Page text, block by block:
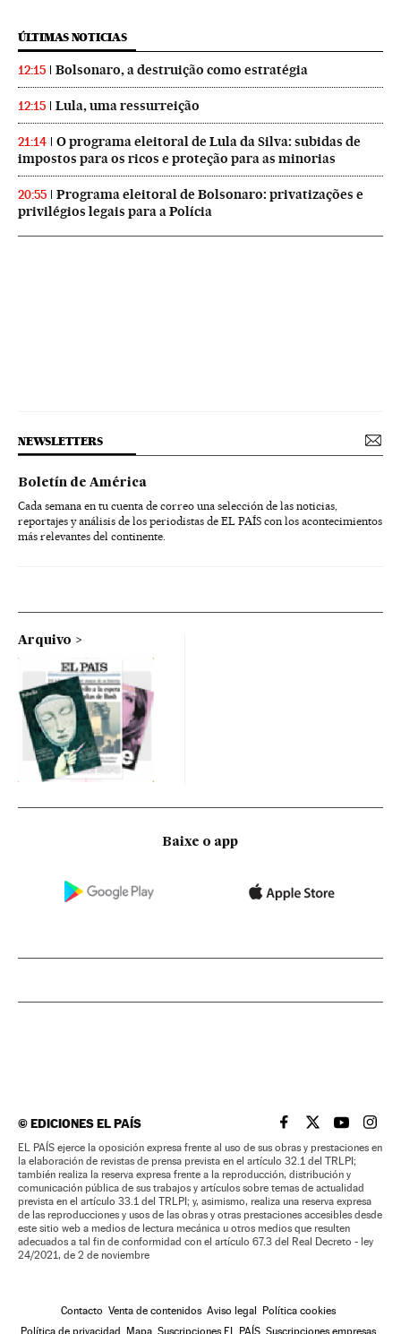
ÚLTIMAS NOTICIAS
12:15 Bolsonaro, a destruição como estratégia
12:15 Lula, uma ressurreição
21:14
O programa eleitoral de Lula da Silva: subidas de
impostos para os ricos e proteção para as minorias
20:55
Programa eleitoral de Bolsonaro: privatizações e
privilégios legais para a Polícia
NEWSLETTERS
Boletín de América
Cada semana en tu cuenta de correo una selección de las noticias,
reportajes y análisis de los periodistas de EL PAÍS con los acontecimientos
más relevantes del continente.
Arquivo
Baixe o app
©EDICIONES EL PAÍS EL PAÍS BRASIL EN
EL PAÍSEL PAÍS
EL
EL PAÍS ejerce la oposición expresa frente al uso de sus obras y prestaciones en
la elaboración de revistas de prensa prevista en el artículo 32.1 del TRLPI;
también realiza la reserva expresa frente a la reproducción, distribución y
comunicación pública de sus trabajos y artículos sobre temas de actualidad
prevista en el artículo 33.1 del TRLPI; y, asimismo, realiza una reserva expresa
de las reproducciones y usos de las obras y otras prestaciones accesibles desde
este sitio web a medios de lectura mecánica u otros medios que resulten
adecuados a tal fin de conformidad con el artículo 67.3 del Real Decreto - ley
24/2021, de 2 de noviembre
Contacto Venta de contenidos Aviso legal Política cookies
Política de privacidad Mapa Suscripciones EL PAÍS Suscripciones empresas